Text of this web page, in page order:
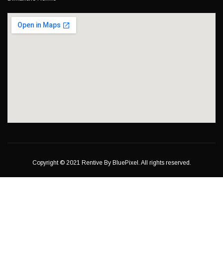
Copyright © 2021 Rentive By BluePixel. All rights reserved.